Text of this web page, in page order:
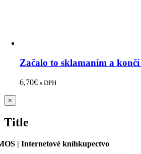
Začalo to sklamaním a
6,70€ s DPH
Zatvoriť
rýchle
produktu
×
Title
| Internetové kníhkupectvo